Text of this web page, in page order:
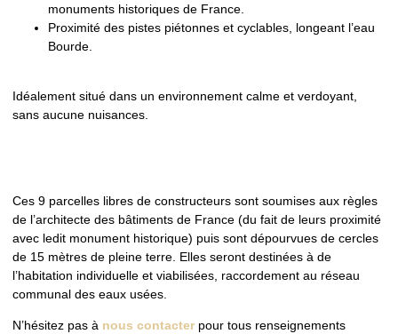
monuments historiques de France.
Proximité des pistes piétonnes et cyclables, longeant l’eau
Bourde.
Idéalement situé dans un environnement calme et verdoyant,
sans aucune nuisances.
Ces 9 parcelles libres de constructeurs sont soumises aux règles
de l’architecte des bâtiments de France (du fait de leurs proximité
avec ledit monument historique) puis sont dépourvues de cercles
de 15 mètres de pleine terre. Elles seront destinées à de
l’habitation individuelle et viabilisées, raccordement au réseau
communal des eaux usées.
N’hésitez pas à nous contacter pour tous renseignements